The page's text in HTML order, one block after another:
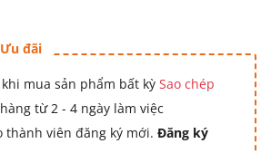
đãi
mua sản phẩm bất kỳ Sao chép
từ 2 - 4 ngày làm việc
thành viên đăng ký mới. Đăng ký